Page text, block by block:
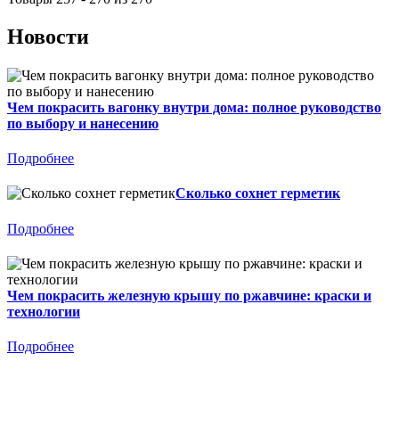
Новости
Чем покрасить вагонку внутри дома: полное руководство
по выбору и нанесению
Подробнее
Сколько сохнет герметик
Подробнее
Чем покрасить железную крышу по ржавчине: краски и
технологии
Подробнее